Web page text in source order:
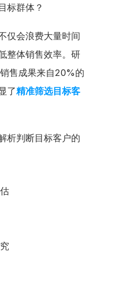
标群体？
仅会浪费大量时间
整体销售效率。研
售成果来自20%的
了精准筛选目标客
析判断目标客户的